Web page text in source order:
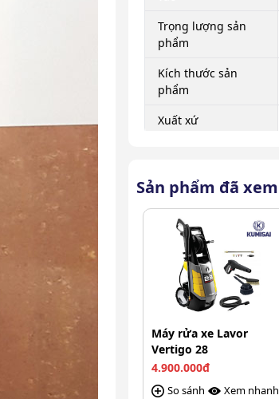
Trọng lượng sản
phẩm
Kích thước sản
phẩm
Xuất xứ
Sản phẩm đã xem
Máy rửa xe Lavor
Vertigo 28
4.900.000đ
So sánh Xem nhanh